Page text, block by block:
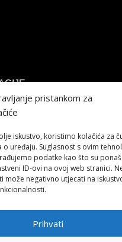
pristankom za
iskustvo, koristimo kolačića za
uređaju. Suglasnost s ovim
podatke kao što su
ID-ovi na ovoj web stranici.
može negativno utjecati na
Prihvati
sporova
2021 IZRADALUMEN TRŽIŠNE